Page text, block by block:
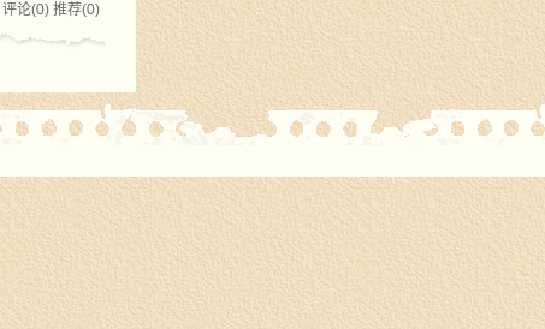
评论(0) 推荐(0)